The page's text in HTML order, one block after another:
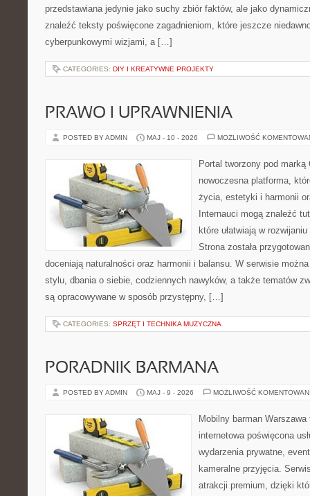
przedstawiana jedynie jako suchy zbiór faktów, ale jako
znaleźć teksty poświęcone zagadnieniom, które jeszcze
cyberpunkowymi wizjami, a […]
CATEGORIES: DIY I KREATYWNE PROJEKTY
PRAWO I UPRAWNIENIA
POSTED BY ADMIN MAJ - 10 - 2026 MOŻLIWOŚĆ
Portal tworzony pod
nowoczesna platforma,
życia, estetyki i harmonii
Internauci mogą znaleźć
które ułatwiają w
Strona została
doceniają naturalności oraz harmonii i balansu. W serwisie
stylu, dbania o siebie, codziennych nawyków, a także tematów
są opracowywane w sposób przystępny, […]
CATEGORIES: SPRZĘT I TECHNIKA MUZYCZNA
PORADNIK BARMANA
POSTED BY ADMIN MAJ - 9 - 2026 MOŻLIWOŚĆ
Mobilny barman
internetowa poświęcona
wydarzenia prywatne,
kameralne przyjęcia.
atrakcji premium, dzięki